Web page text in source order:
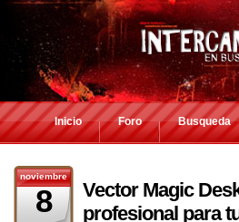
Inicio Foro Busqueda
noviembre
8
Vector Magic
profesional para